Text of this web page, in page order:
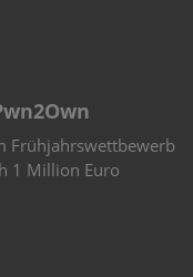
Frühjahrswettbewerb
1 Million Euro